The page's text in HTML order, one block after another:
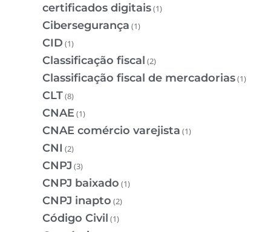
certificados digitais(1)
Cibersegurança (1)
CID (1)
Classificação fiscal (2)
Classificação fiscal de mercadorias(1)
CLT(8)
CNAE(1)
CNAE comércio varejista (1)
CNI (2)
CNPJ (3)
CNPJ baixado (1)
CNPJ inapto (2)
Código Civil (1)